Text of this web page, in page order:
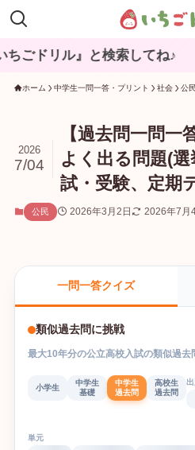
ホーム 中学生一問一答・プリント 社会 公民
【過去問一問一
よく出る問題(
試・受験、定期
2026
7/04
公民 2026年3月2日 2026年7月
一問一答クイズ
類似過去問に挑戦
最大10年分の公立高校入試の類似過去
小学生
中学生
基礎
中学生
過去問
高校生
過去問
単元